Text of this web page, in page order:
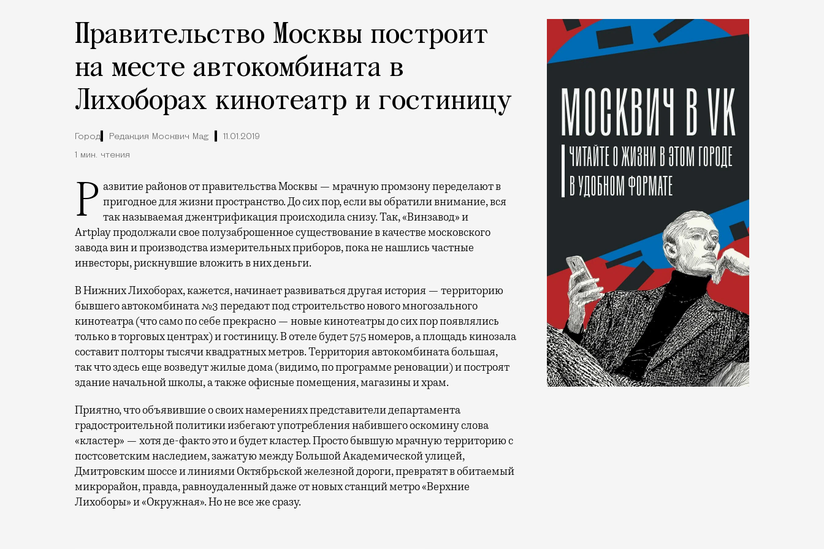
Правительство Москвы построит
на месте автокомбината в
Лихоборах кинотеатр и гостиницу
Город Редакция Москвич Mag 11.01.2019
1 мин. чтения
Развитие районов от правительства Москвы — мрачную промзону переделают в пригодное для жизни пространство.До сих пор, если вы обратили внимание, вся
так называемая джентрификация происходила снизу. Так, «Винзавод» и
Artplayпродолжали свое полузаброшенное существование в качестве московского
завода вин и производства измерительных приборов, пока не нашлись частные
инвесторы, рискнувшие вложить в них деньги.
В Нижних Лихоборах, кажется, начинает развиваться другая история — территорию
бывшего автокомбината №3 передают под строительство нового многозального
кинотеатра (что само по себе прекрасно — новые кинотеатры до сих пор появлялись
только в торговых центрах) и гостиницу. В отеле будет 575 номеров, а площадь кинозала
составит полторы тысячи квадратных метров. Территория автокомбината большая,
так что здесь еще возведут жилые дома (видимо, по программе реновации) и построят
здание начальной школы, а также офисные помещения, магазины и храм.
Приятно, что объявившие о своих намерениях представители департамента
градостроительной политики избегают употребления набившего оскомину слова
«кластер» — хотя де-факто это и будет кластер. Просто бывшую мрачную территорию с
постсоветским наследием, зажатую между Большой Академической улицей,
Дмитровским шоссе и линиями Октябрьской железной дороги, превратят в обитаемый
микрорайон, правда, равноудаленный даже от новых станций метро «Верхние
Лихоборы» и «Окружная». Но не все же сразу.